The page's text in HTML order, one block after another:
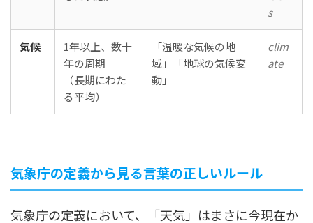
s
気候
1年以上、数十
年の周期
（長期にわた
る平均）
「温暖な気候の地
域」「地球の気候変
動」
clim
ate
気象庁の定義から見る言葉の正しいルール
気象庁の定義において、「天気」はまさに今現在か